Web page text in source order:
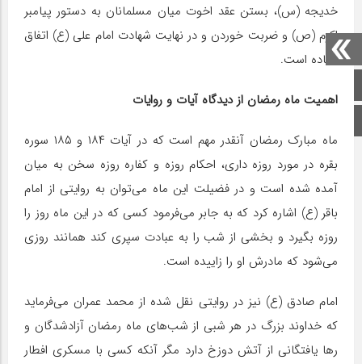
خدیجه (س)، بستن عقد اخوت میان مسلمانان به دستور پیامبر
اکرم (ص) و ضربت خوردن و در نهایت شهادت امام علی (ع) اتفاق
افتاده است.
اهمیت ماه رمضان از دیدگاه آیات و روایات
ماه مبارک رمضان آنقدر مهم است که در آیات ۱۸۴ و ۱۸۵ سوره
بقره در مورد روزه داری، احکام روزه و کفاره روزه سخن به میان
آمده شده است و در فضیلت این ماه می‌توان به روایتی از امام
باقر (ع) اشاره کرد که به جابر می‌فرمود کسی که در این ماه روز را
روزه بگیرد و بخشی از شب را به عبادت سپری کند همانند روزی
می‌شود که مادرش او را زاییده است.
امام صادق (ع) نیز در روایتی نقل شده از محمد عمران می‌فرماید
که خداوند بزرگ در هر شبى از شب‌هاى ماه رمضان آزادشدگان و
رها یافتگانى از آتش دوزخ دارد مگر آنکه کسى با مسکرى افطار